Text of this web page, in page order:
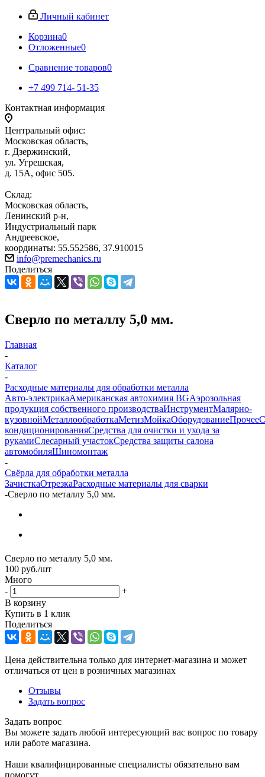
Личный кабинет
Корзина0
Отложенные0
Сравнение товаров0
+7 499 714- 51-35
Контактная информация
Центральный офис:
Московская область,
г. Дзержинский,
ул. Угрешская,
д. 15А, офис 505.
Склад:
Московская область,
Ленинский р-н,
Индустриальный парк
Андреевское,
координаты: 55.552586, 37.910015
info@premechanics.ru
Поделиться
Сверло по металлу 5,0 мм.
Главная
-
Каталог
-
Расходные материалы для обработки металла
Авто-электрикаАмериканская автохимия BGАэрозольная
продукция собственного производстваИнструментМалярно-
кузовнойМеталлообработкаМетизМойкаОборудованиеПрочее
кондиционированияСредства для очистки и ухода за
рукамиСлесарный участокСредства защиты салона
автомобиляШиномонтаж
-
Свёрла для обработки металла
ЗачисткаОтрезкаРасходные материалы для сварки
-Сверло по металлу 5,0 мм.
Сверло по металлу 5,0 мм.
100 руб./шт
Много
-
+
В корзину
Купить в 1 клик
Поделиться
Цена действительна только для интернет-магазина и может
отличаться от цен в розничных магазинах
Отзывы
Задать вопрос
Задать вопрос
Вы можете задать любой интересующий вас вопрос по товару
или работе магазина.
Наши квалифицированные специалисты обязательно вам
помогут.